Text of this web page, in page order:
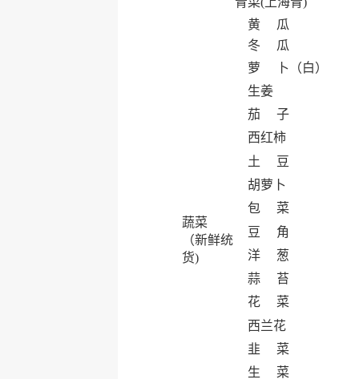
蔬菜
（新鲜统
货)
黄 瓜
冬 瓜
萝 卜（白）
生姜
茄 子
西红柿
土 豆
胡萝卜
包 菜
豆 角
洋 葱
蒜 苔
花 菜
西兰花
韭 菜
生 菜